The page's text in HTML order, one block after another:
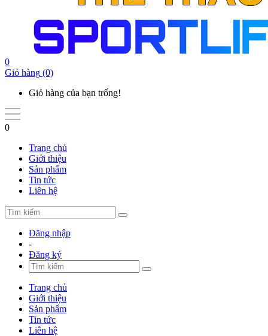
0
Giỏ hàng (0)
Giỏ hàng của bạn trống!
0
Trang chủ
Giới thiệu
Sản phẩm
Tin tức
Liên hệ
Đăng nhập
-
Đăng ký
Trang chủ
Giới thiệu
Sản phẩm
Tin tức
Liên hệ